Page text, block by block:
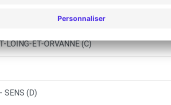
(C)
ET-ORVANNE (C)
SENS (D)